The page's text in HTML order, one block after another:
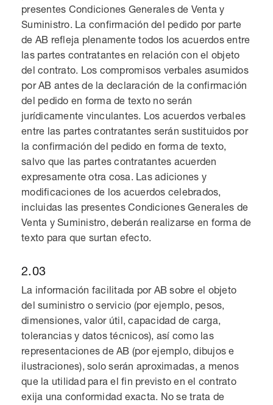
presentes Condiciones Generales de Venta y
Suministro. La confirmación del pedido por parte
de AB refleja plenamente todos los acuerdos entre
las partes contratantes en relación con el objeto
del contrato. Los compromisos verbales asumidos
por AB antes de la declaración de la confirmación
del pedido en forma de texto no serán
jurídicamente vinculantes. Los acuerdos verbales
entre las partes contratantes serán sustituidos por
la confirmación del pedido en forma de texto,
salvo que las partes contratantes acuerden
expresamente otra cosa. Las adiciones y
modificaciones de los acuerdos celebrados,
incluidas las presentes Condiciones Generales de
Venta y Suministro, deberán realizarse en forma de
texto para que surtan efecto.
2.03
La información facilitada por AB sobre el objeto
del suministro o servicio (por ejemplo, pesos,
dimensiones, valor útil, capacidad de carga,
tolerancias y datos técnicos), así como las
representaciones de AB (por ejemplo, dibujos e
ilustraciones), solo serán aproximadas, a menos
que la utilidad para el fin previsto en el contrato
exija una conformidad exacta. No se trata de